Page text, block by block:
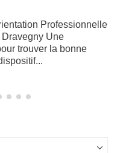
Professionnelle
Une
trouver la bonne